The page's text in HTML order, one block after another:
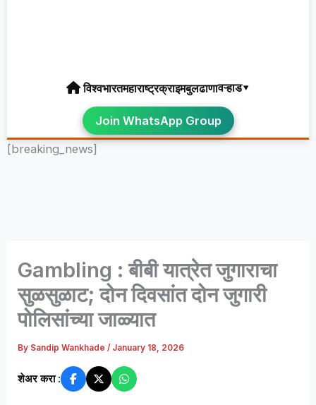
विश्वभारतमहाराष्ट्रक्राइमबुलढाणावऱ्हाड▾
Join WhatsApp Group
[breaking_news]
Gambling : बीबी यात्रेत जुगाराचा
सुळसुळाट; दोन दिवसांत दोन जुगारी
पोलिसांच्या जाळ्यात
By Sandip Wankhade/ January 18, 2026
शेअर करा :